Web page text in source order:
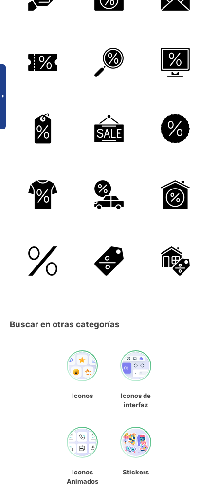
Buscar en otras categorías
Iconos
Iconos de
interfaz
Iconos
Animados
Stickers